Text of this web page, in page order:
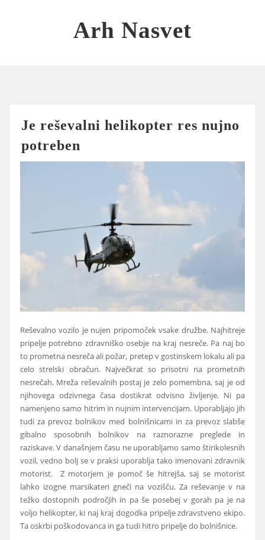
Arh Nasvet
Je reševalni helikopter res nujno
potreben
Reševalno vozilo je nujen pripomoček vsake družbe. Najhitreje
pripelje potrebno zdravniško osebje na kraj nesreče. Pa naj bo
to prometna nesreča ali požar, pretep v gostinskem lokalu ali pa
celo strelski obračun. Največkrat so prisotni na prometnih
nesrečah. Mreža reševalnih postaj je zelo pomembna, saj je od
njihovega odzivnega časa dostikrat odvisno življenje. Ni pa
namenjeno samo hitrim in nujnim intervencijam. Uporabljajo jih
tudi za prevoz bolnikov med bolnišnicami in za prevoz slabše
gibalno sposobnih bolnikov na raznorazne preglede in
raziskave. V današnjem času ne uporabljamo samo štirikolesnih
vozil, vedno bolj se v praksi uporablja tako imenovani zdravnik
motorist. Z motorjem je pomoč še hitrejša, saj se motorist
lahko izogne marsikateri gneči na vozišču. Za reševanje v na
težko dostopnih področjih in pa še posebej v gorah pa je na
voljo helikopter, ki naj kraj dogodka pripelje zdravstveno ekipo.
Ta oskrbi poškodovanca in ga tudi hitro pripelje do bolnišnice.